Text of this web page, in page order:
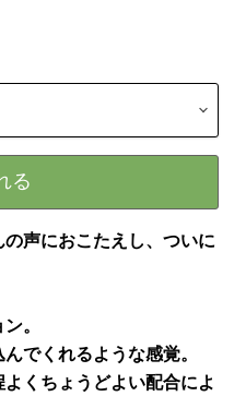
る
声におこたえし、ついに
。
でくれるような感覚。
くちょうどよい配合によ